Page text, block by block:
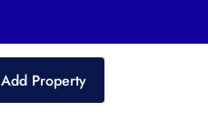
Add Property